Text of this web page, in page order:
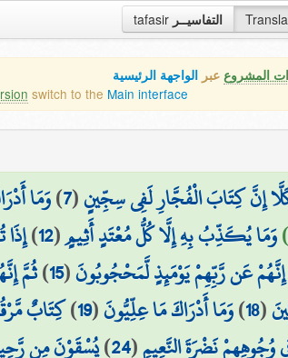
tafasir التفاسيــر
المشروع عبر الواجهة الرئيسية
switch to the Main interface
إِنَّ كِتَابَ الْفُجَّارِ لَفِي سِجِّينٍ(
7
)وَمَا
وَمَا يُكَذِّبُ بِهِ إِلَّا كُلُّ مُعْتَدٍ أَثِيمٍ(
12
)
عَن رَّبِّهِمْ يَوْمَئِذٍ لَّمَحْجُوبُونَ(
15
)ثُمَّ
(
18
)وَمَا أَدْرَاكَ مَا عِلِّيُّونَ(
19
)كِتَابٌ
نَضْرَةَ النَّعِيمِ(
24
)يُسْقَوْنَ مِن